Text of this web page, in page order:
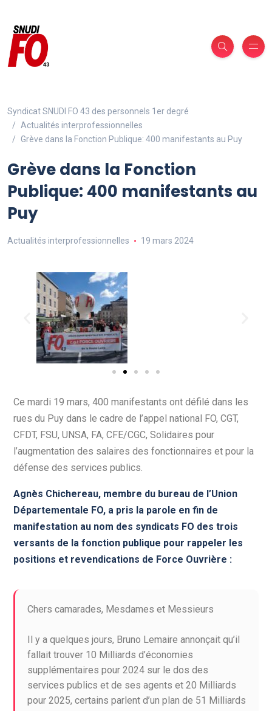
Syndicat SNUDI FO 43 des personnels 1er degré
Actualités interprofessionnelles
Grève dans la Fonction Publique: 400 manifestants au Puy
Grève dans la Fonction
Publique: 400 manifestants au
Puy
Actualités interprofessionnelles 19 mars 2024
Ce mardi 19 mars, 400 manifestants ont défilé dans les
rues du Puy dans le cadre de l’appel national FO, CGT,
CFDT, FSU, UNSA, FA, CFE/CGC, Solidaires pour
l’augmentation des salaires des fonctionnaires et pour la
défense des services publics.
Agnès Chichereau, membre du bureau de l’Union
Départementale FO, a pris la parole en fin de
manifestation au nom des syndicats FO des trois
versants de la fonction publique pour rappeler les
positions et revendications de Force Ouvrière :
Chers camarades, Mesdames et Messieurs
Il y a quelques jours, Bruno Lemaire annonçait qu’il
fallait trouver 10 Milliards d’économies
supplémentaires pour 2024 sur le dos des
services publics et de ses agents et 20 Milliards
pour 2025, certains parlent d’un plan de 51 Milliards